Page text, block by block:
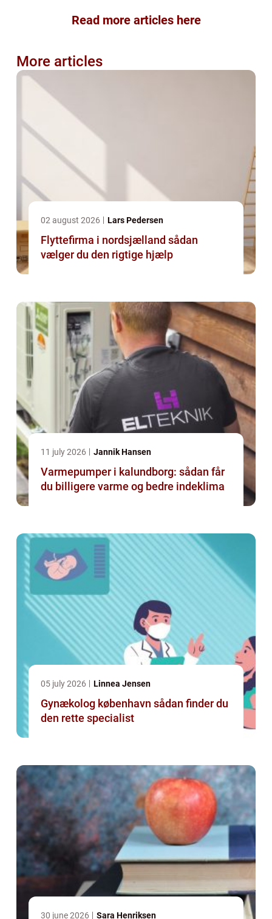
Read more articles here
More articles
02 august 2026 Lars Pedersen
Flyttefirma i nordsjælland sådan
vælger du den rigtige hjælp
11 july 2026 Jannik Hansen
Varmepumper i kalundborg: sådan får
du billigere varme og bedre indeklima
05 july 2026 Linnea Jensen
Gynækolog københavn sådan finder du
den rette specialist
30 june 2026 Sara Henriksen